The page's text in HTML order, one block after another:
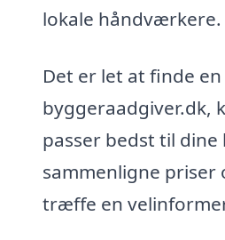
lokale håndværkere.
Det er let at finde
byggeraadgiver.dk,
passer bedst til
sammenligne
træffe en